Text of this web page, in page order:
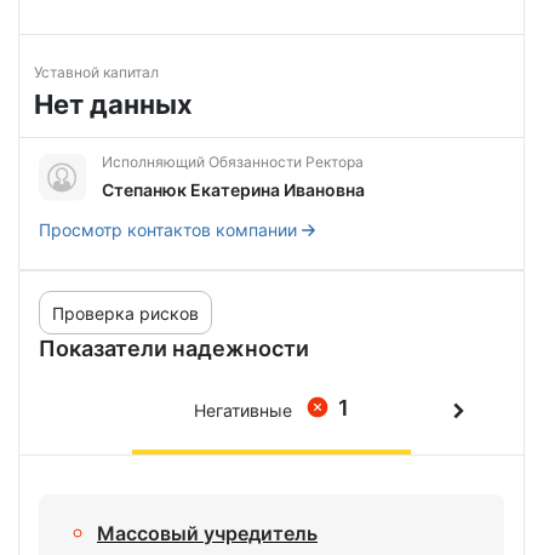
Уставной капитал
Нет данных
Исполняющий Обязанности Ректора
Степанюк Екатерина Ивановна
Просмотр контактов компании
Показатели надежности
Проверка рисков
1
Негативные
Массовый учредитель